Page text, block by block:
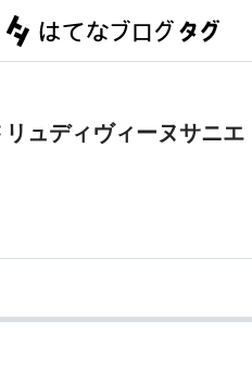
リュディヴィーヌサニエ